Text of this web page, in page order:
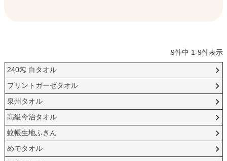
9件中 1-9件表示
240匁 白タオル
プリントガーゼタオル
泉州タオル
高級今治タオル
蚊帳生地ふきん
めでタオル